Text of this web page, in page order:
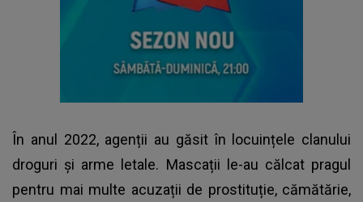
În anul 2022, agenții au găsit în locuințele clanului
droguri și arme letale. Mascații le-au călcat pragul
pentru mai multe acuzații de prostituție, cămătărie,